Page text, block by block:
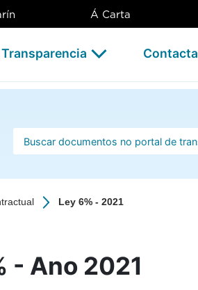
Á Carta
Contacta
Barra de busca
Ley 6% - 2021
- Ano 2021